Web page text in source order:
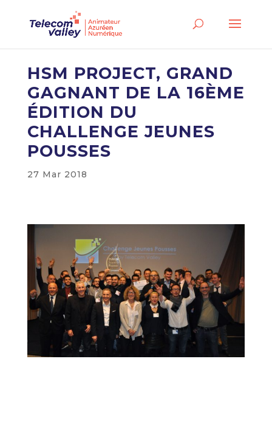
HSM PROJECT, GRAND
GAGNANT DE LA 16ÈME
ÉDITION DU
CHALLENGE JEUNES
POUSSES
27 Mar 2018